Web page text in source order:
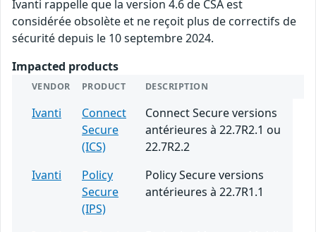
Ivanti rappelle que la version 4.6 de CSA est
considérée obsolète et ne reçoit plus de correctifs de
sécurité depuis le 10 septembre 2024.
Impacted products
VENDOR PRODUCT DESCRIPTION
Ivanti
Connect
Secure
(ICS)
Connect Secure versions
antérieures à 22.7R2.1 ou
22.7R2.2
Ivanti
Policy
Secure
(IPS)
Policy Secure versions
antérieures à 22.7R1.1